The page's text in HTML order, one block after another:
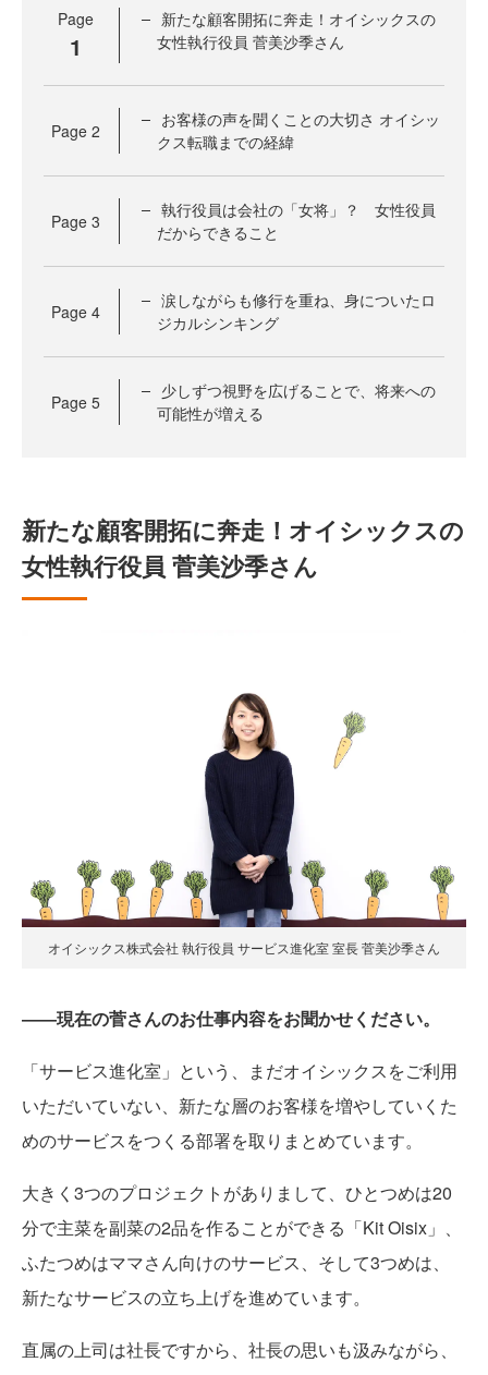
Page
1
新たな顧客開拓に奔走！オイシックスの
女性執行役員 菅美沙季さん
Page 2
お客様の声を聞くことの大切さ オイシッ
クス転職までの経緯
Page 3
執行役員は会社の「女将」？ 女性役員
だからできること
Page 4
涙しながらも修行を重ね、身についたロ
ジカルシンキング
Page 5
少しずつ視野を広げることで、将来への
可能性が増える
新たな顧客開拓に奔走！オイシックスの
女性執行役員 菅美沙季さん
オイシックス株式会社 執行役員 サービス進化室 室長 菅美沙季さん
――現在の菅さんのお仕事内容をお聞かせください。
「サービス進化室」という、まだオイシックスをご利用
いただいていない、新たな層のお客様を増やしていくた
めのサービスをつくる部署を取りまとめています。
大きく3つのプロジェクトがありまして、ひとつめは20
分で主菜を副菜の2品を作ることができる「Kit Oisix」、
ふたつめはママさん向けのサービス、そして3つめは、
新たなサービスの立ち上げを進めています。
直属の上司は社長ですから、社長の思いも汲みながら、